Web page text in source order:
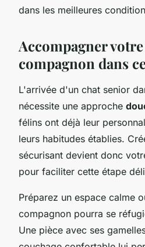
dans les meilleures
Accompagner
compagnon dans
L'arrivée d'un chat senior
nécessite une approche
félins ont déjà leur
leurs habitudes établies.
sécurisant devient donc
pour faciliter cette étape
Préparez un espace calme
compagnon pourra se
Une pièce avec ses